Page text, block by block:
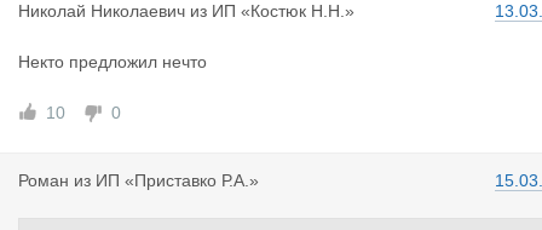
Николай Николаевич из ИП «Костюк Н.Н.»
Некто предложил нечто
10 0
Роман из ИП «Приставко Р.А.»